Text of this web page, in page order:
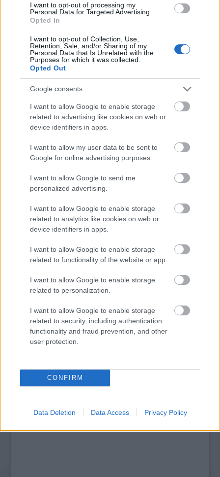
I want to opt-out of processing my
Personal Data for Targeted Advertising.
Opted In
I want to opt-out of Collection, Use,
Retention, Sale, and/or Sharing of my
Personal Data that Is Unrelated with the
Purposes for which it was collected.
Opted Out
Google consents
I want to allow Google to enable storage
related to advertising like cookies on web or
device identifiers in apps.
I want to allow my user data to be sent to
Google for online advertising purposes.
I want to allow Google to send me
personalized advertising.
I want to allow Google to enable storage
related to analytics like cookies on web or
device identifiers in apps.
I want to allow Google to enable storage
related to functionality of the website or app.
I want to allow Google to enable storage
related to personalization.
I want to allow Google to enable storage
related to security, including authentication
functionality and fraud prevention, and other
user protection.
CONFIRM
Data Deletion Data Access Privacy Policy
„NEM TÖBB EZER EMBERRE UTAZUNK, HANEM
EGY VÁLOGATOTT TÁRSASÁGRA”
VALMAR – ÉV VÉGI SZUPERKONCERT AZ
ARÉNÁBAN
AZ EMBERSÉG ÜNNEPE
Kommentek:
A hozzászólások avonatkozó jogszabályok
nem vállal, azokat nem ellenőrzi. Kifogás esetén forduljon a blog szerkesztőjéhez.
Felhasználási feltételekben adatvédelmi tájékoztatóban